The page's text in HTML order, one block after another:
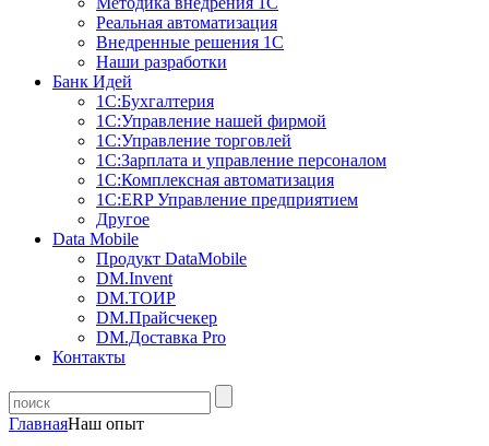
Реальная автоматизация
Внедренные решения 1С
Наши разработки
Банк Идей
1С:Бухгалтерия
1С:Управление нашей фирмой
1С:Управление торговлей
1С:Зарплата и управление персоналом
1С:Комплексная автоматизация
1С:ERP Управление предприятием
Другое
Data Mobile
Продукт DataMobile
DM.Invent
DM.ТОИР
DM.Прайсчекер
DM.Доставка Pro
Контакты
ГлавнаяНаш опыт